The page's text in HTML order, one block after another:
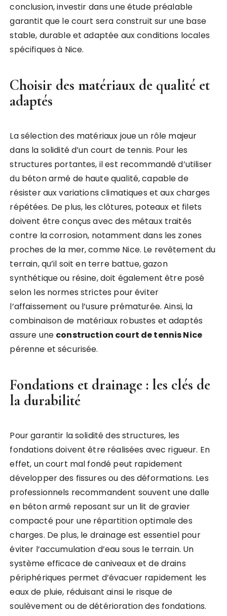
conclusion, investir dans une étude préalable
garantit que le court sera construit sur une base
stable, durable et adaptée aux conditions locales
spécifiques à Nice.
Choisir des matériaux de qualité et
adaptés
La sélection des matériaux joue un rôle majeur
dans la solidité d’un court de tennis. Pour les
structures portantes, il est recommandé d’utiliser
du béton armé de haute qualité, capable de
résister aux variations climatiques et aux charges
répétées. De plus, les clôtures, poteaux et filets
doivent être conçus avec des métaux traités
contre la corrosion, notamment dans les zones
proches de la mer, comme Nice. Le revêtement du
terrain, qu’il soit en terre battue, gazon
synthétique ou résine, doit également être posé
selon les normes strictes pour éviter
l’affaissement ou l’usure prématurée. Ainsi, la
combinaison de matériaux robustes et adaptés
assure une construction court de tennis Nice
pérenne et sécurisée.
Fondations et drainage : les clés de
la durabilité
Pour garantir la solidité des structures, les
fondations doivent être réalisées avec rigueur. En
effet, un court mal fondé peut rapidement
développer des fissures ou des déformations. Les
professionnels recommandent souvent une dalle
en béton armé reposant sur un lit de gravier
compacté pour une répartition optimale des
charges. De plus, le drainage est essentiel pour
éviter l’accumulation d’eau sous le terrain. Un
système efficace de caniveaux et de drains
périphériques permet d’évacuer rapidement les
eaux de pluie, réduisant ainsi le risque de
soulèvement ou de détérioration des fondations.